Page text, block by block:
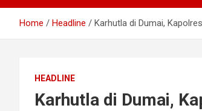
Home Headline Karhutla di Dumai,
HEADLINE
Karhutla di Dumai,